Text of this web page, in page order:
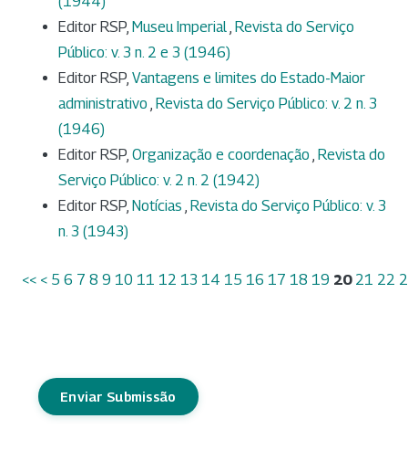
Editor RSP, Museu Imperial, Revista do Serviço
Público: v. 3 n. 2 e 3 (1946)
Editor RSP, Vantagens e limites do Estado-Maior
administrativo , Revista do Serviço Público: v. 2 n. 3
(1946)
Editor RSP, Organização e coordenação , Revista do
Serviço Público: v. 2 n. 2 (1942)
Editor RSP, Notícias , Revista do Serviço Público: v. 3
n. 3 (1943)
<< < 5 6 7 8 9 10 11 12 13 14 15 16 17 18 19 20 21 22
Enviar Submissão